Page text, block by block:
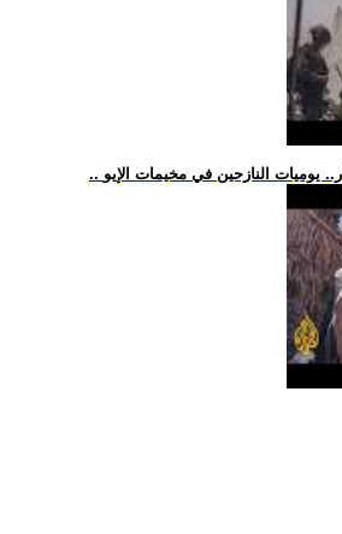
يوميات النازحين في مخيمات الإيو